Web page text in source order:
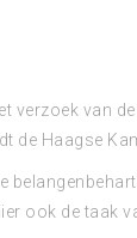
verzoek van
de Haagse
ook de taak